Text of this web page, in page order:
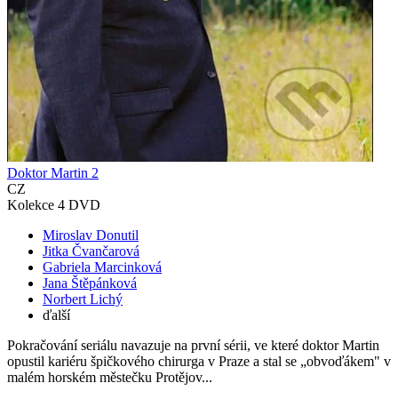
Doktor Martin 2
CZ
Kolekce 4 DVD
Miroslav Donutil
Jitka Čvančarová
Gabriela Marcinková
Jana Štěpánková
Norbert Lichý
ďalší
Pokračování seriálu navazuje na první sérii, ve které doktor Martin
opustil kariéru špičkového chirurga v Praze a stal se „obvoďákem" v
malém horském městečku Protějov...